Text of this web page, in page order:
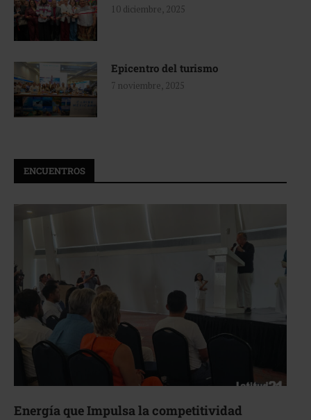
10 diciembre, 2025
Epicentro del turismo
7 noviembre, 2025
ENCUENTROS
Energía que Impulsa la competitividad